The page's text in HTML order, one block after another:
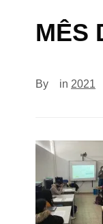
MÊS
By in 2021